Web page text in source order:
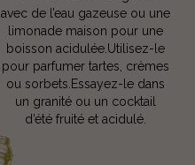
avec de l’eau gazeuse ou une
limonade maison pour une
boisson acidulée.Utilisez-le
pour parfumer tartes, crèmes
ou sorbets.Essayez-le dans
un granité ou un cocktail
d’été fruité et acidulé.